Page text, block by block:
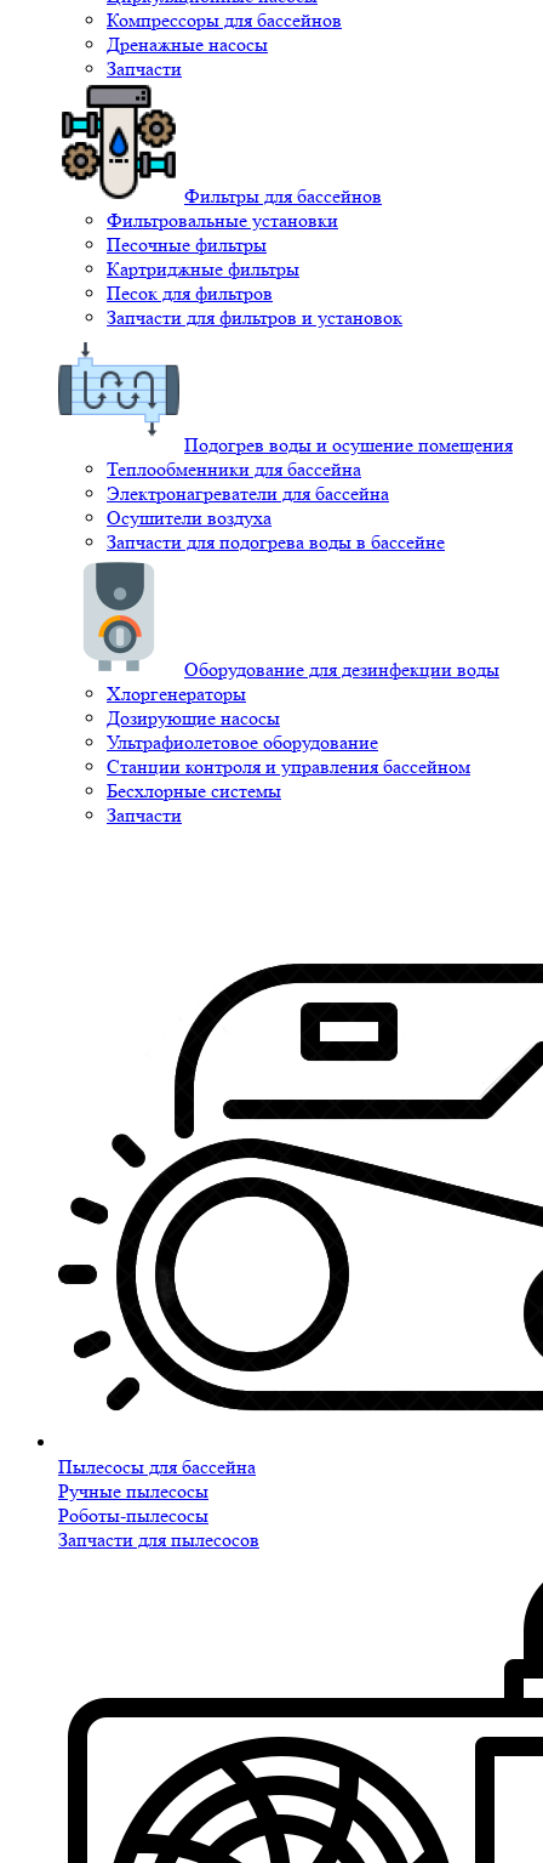
Компрессоры для бассейнов
Дренажные насосы
Запчасти
Фильтры для бассейнов
Фильтровальные установки
Песочные фильтры
Картриджные фильтры
Песок для фильтров
Запчасти для фильтров и установок
Подогрев воды и осушение помещения
Теплообменники для бассейна
Электронагреватели для бассейна
Осушители воздуха
Запчасти для подогрева воды в бассейне
Оборудование для дезинфекции воды
Хлоргенераторы
Дозирующие насосы
Ультрафиолетовое оборудование
Станции контроля и управления бассейном
Бесхлорные системы
Запчасти
Пылесосы для бассейна
Ручные пылесосы
Роботы-пылесосы
Запчасти для пылесосов